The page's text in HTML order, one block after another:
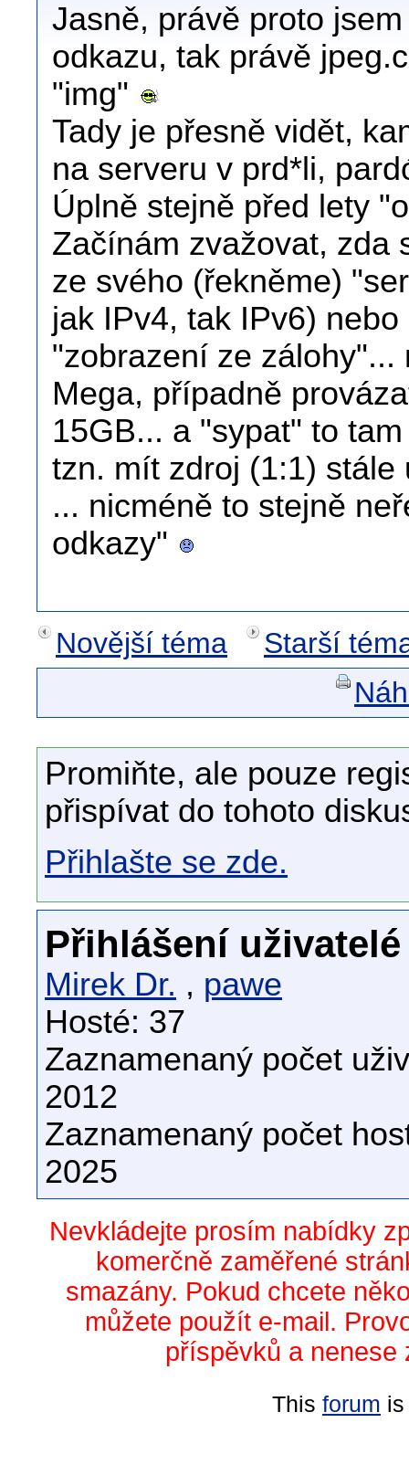
Jasně, právě proto
odkazu, tak právě
"img"
Tady je přesně vidět,
na serveru v prd*li,
Úplně stejně před lety
Začínám zvažovat, zda
ze svého (řekněme)
jak IPv4, tak IPv6)
"zobrazení ze
Mega, případně
15GB... a "sypat" to
tzn. mít zdroj (1:1) stále
... nicméně to stejně
odkazy"
Novější téma
Starší
Promiňte, ale pouze
přispívat do tohoto
Přihlašte se zde.
Přihlášení uživatelé
Mirek Dr. , pawe
Hosté: 37
Zaznamenaný počet
2012
Zaznamenaný počet
2025
Nevkládejte prosím nabídky
komerčně zaměřené
smazány. Pokud chcete
můžete použít e-mail.
příspěvků a nenese
This forum